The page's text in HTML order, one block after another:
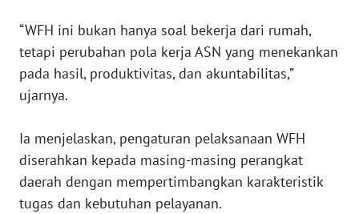
‎“WFH ini bukan hanya soal bekerja dari rumah,
tetapi perubahan pola kerja ASN yang menekankan
pada hasil, produktivitas, dan akuntabilitas,”
ujarnya.
‎Ia menjelaskan, pengaturan pelaksanaan WFH
diserahkan kepada masing-masing perangkat
daerah dengan mempertimbangkan karakteristik
tugas dan kebutuhan pelayanan.
WN
KEPRI
WN
PAPUA
BARAT